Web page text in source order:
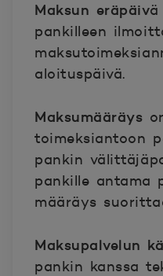
Maksun eräpäivä
pankilleen
aloituspäivä.
Maksumääräys
toimeksiantoon
pankin
pankille antama
määräys
Maksupalvelun
pankin kanssa